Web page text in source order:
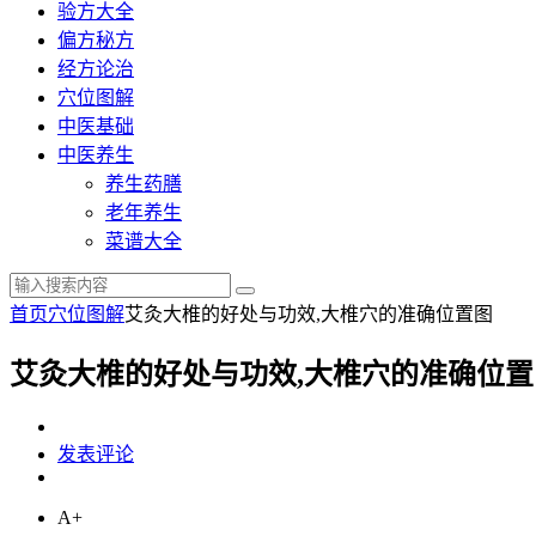
验方大全
偏方秘方
经方论治
穴位图解
中医基础
中医养生
养生药膳
老年养生
菜谱大全
首页穴位图解艾灸大椎的好处与功效,大椎穴的准确位置图
艾灸大椎的好处与功效,大椎穴的准确位
发表评论
A+